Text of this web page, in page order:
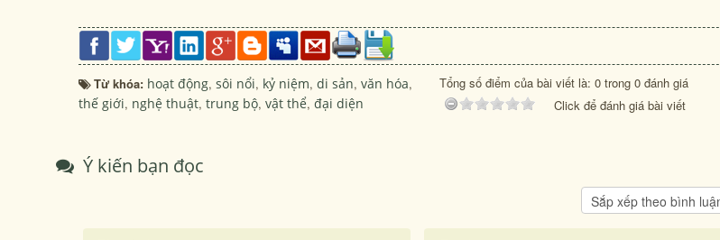
Từ khóa: hoạt động, sôi nổi, kỷ niệm, di sản, văn hóa,
thế giới, nghệ thuật, trung bộ, vật thể, đại diện
Tổng số điểm của bài viết là: 0 trong 0 đánh giá
Click để đánh giá bài viết
Ý kiến bạn đọc